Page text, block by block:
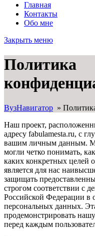
Главная
Контакты
Обо мне
Закрыть меню
Политика
ВузНавигатор »
Наш проект,
адресу fabulamesta.ru, с
вашим личным данным.
могли четко понимать,
каких конкретных целей
является для нас
защищать
строгом соответствии с
Российской Федерации в
персональных данных.
продемонстрировать
перед каждым